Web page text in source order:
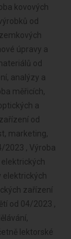
kovových
od
úpravy a
od
analýzy a
měřicích,
a
od
marketing,
2023 , Výroba
elektrických
zařízení
od 04/2023 ,
lektorské